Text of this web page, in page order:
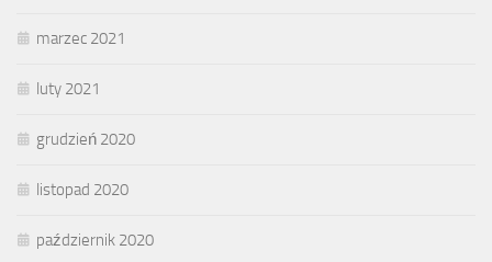
marzec 2021
luty 2021
grudzień 2020
listopad 2020
październik 2020